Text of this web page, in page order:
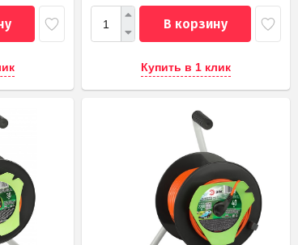
В корзину
Купить в 1 клик